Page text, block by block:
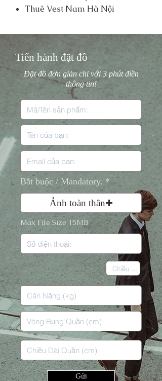
Thuê Vest Nam Hà Nội
Tiến hành đặt đồ
Đặt đồ đơn giản chỉ với 3 phút điền
thông tin!
Bắt buộc / Mandatory.
Ảnh toàn thân
Max File Size 15MB
Gửi